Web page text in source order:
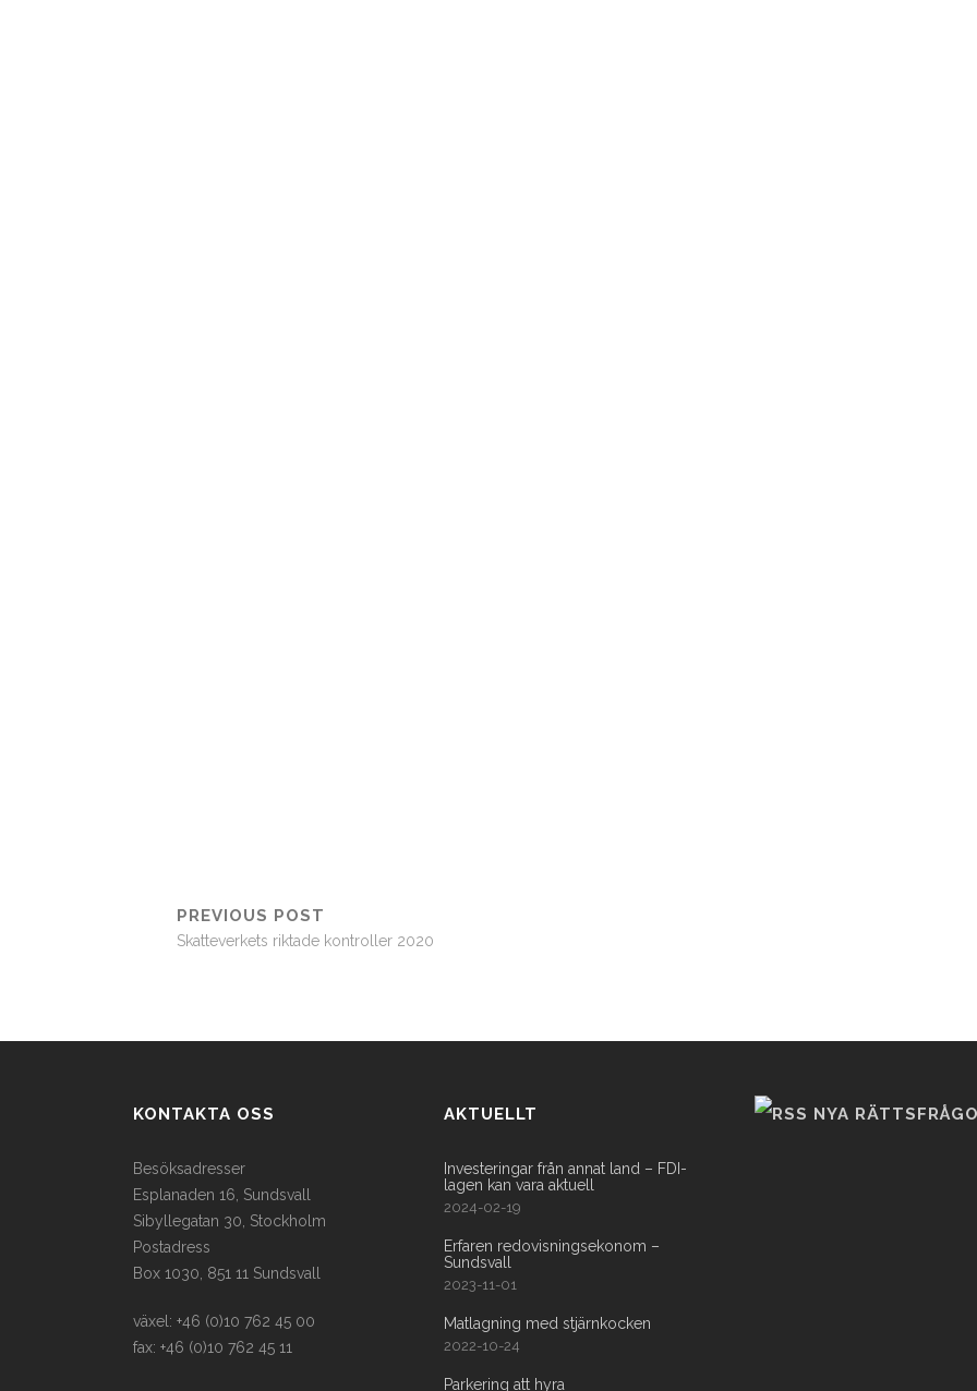
PREVIOUS POST
Skatteverkets riktade kontroller 2020
KONTAKTA OSS
Besöksadresser
Esplanaden 16, Sundsvall
Sibyllegatan 30, Stockholm
Postadress
Box 1030, 851 11 Sundsvall
växel: +46 (0)10 762 45 00
fax: +46 (0)10 762 45 11
AKTUELLT
Investeringar från annat land – FDI-
lagen kan vara aktuell
2024-02-19
Erfaren redovisningsekonom –
Sundsvall
2023-11-01
Matlagning med stjärnkocken
2022-10-24
Parkering att hyra
NYA